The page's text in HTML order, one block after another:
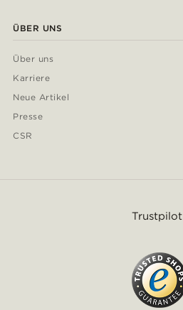
ÜBER UNS
Über uns
Karriere
Neue Artikel
Presse
CSR
Trustpilot